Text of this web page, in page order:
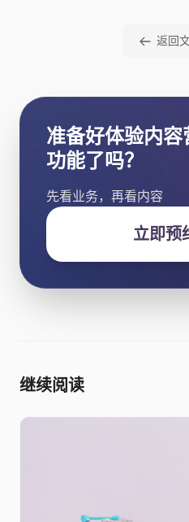
返回
准备好体验内
功能了吗？
先看业务，再看内容
立即预
继续阅读